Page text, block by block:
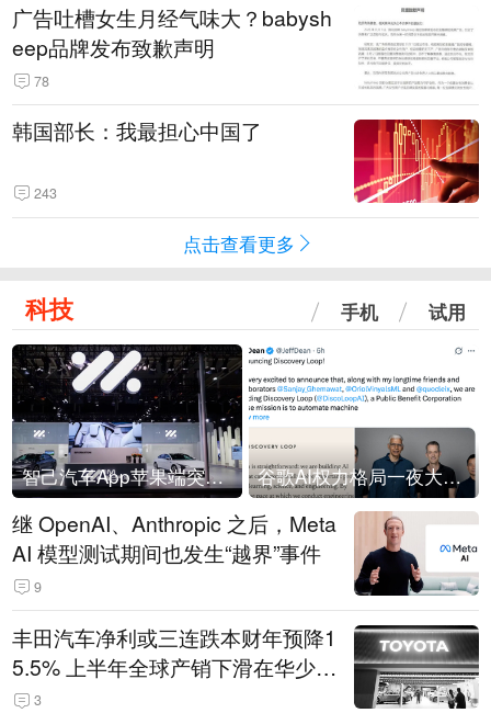
广告吐槽女生月经气味大？babysh
eep品牌发布致歉声明
78
韩国部长：我最担心中国了
243
点击查看更多
科技 手机 试用
智己汽车App苹果端突然“下架” 谷歌AI权力格局一夜大洗牌
继 OpenAI、Anthropic 之后，Meta
AI 模型测试期间也发生“越界”事件
9
丰田汽车净利或三连跌本财年预降1
5.5% 上半年全球产销下滑在华少卖
14.3万辆
3